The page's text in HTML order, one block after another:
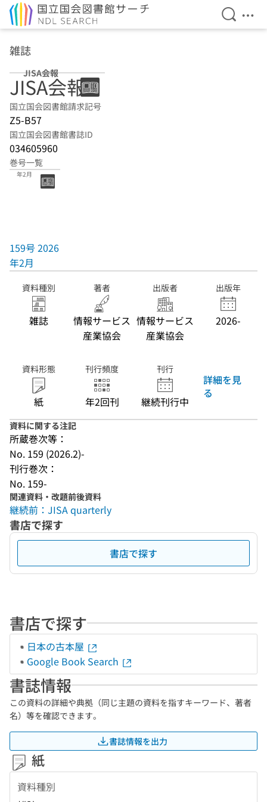
検索を
メ
雑誌
JISA会報
JISA会報
国立国会図書館請求記号
Z5-B57
国立国会図書館書誌ID
034605960
巻号一覧
159号 2026
年2月
159号 2026
年2月
資料種別
雑誌
著者
情報サービス
産業協会
出版者
情報サービス
産業協会
出版年
2026-
資料形態
紙
刊行頻度
年2回刊
刊行
継続刊行中
詳細を見
る
資料に関する注記
所蔵巻次等：
No. 159 (2026.2)-
刊行巻次：
No. 159-
関連資料・改題前後資料
継続前：JISA quarterly
書店で探す
書店で探す
書店で探す
日本の古本屋
Google Book Search
書誌情報
この資料の詳細や典拠（同じ主題の資料を指すキーワード、著者
名）等を確認できます。
書誌情報を出力
紙
資料種別